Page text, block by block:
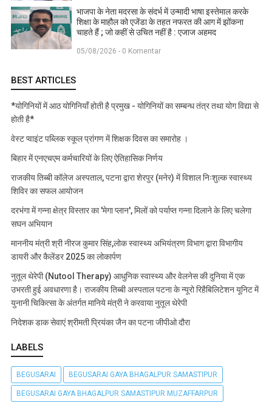
भाजपा के नेता मदरसा के संदर्भ में उन्मादी भाषा इस्तेमाल करके
शिक्षा के माहौल को एजेंडा के तहत नफरत की आग में झोंकना
चाहते हैं ; जो कहीं से उचित नहीं है : एजाज अहमद
05/08/2026 - 0 Komentar
BEST ARTICLES
*योगिनियों में आठ योगिनियाँ होती है प्रमुख - योगिनियों का सम्बन्ध तंत्र तथा योग विद्या से
होती है*
वेस्ट प्वाइंट पब्लिक स्कूल प्रांगण में शिक्षक दिवस का समारोह ।
बिहार में एनएचएम कर्मचारियों के लिए ऐतिहासिक निर्णय
राजकीय तिब्बी कॉलेज अस्पताल, पटना द्वारा शेरपुर (मनेर) में विशाल निःशुल्क स्वास्थ्य
शिविर का सफल आयोजन
दरभंगा में गन्ना क्षेत्र विस्तार का 'मेगा प्लान', मिलों को पर्याप्त गन्ना दिलाने के लिए चलेगा
सघन अभियान
माननीय मंत्री श्री नीरज कुमार सिंह,लोक स्वास्थ्य अभियंत्रण विभाग द्वारा विभागीय
डायरी और कैलेंडर 2025 का लोकार्पण
नुतूल थेरेपी (Nutool Therapy) आधुनिक स्वास्थ्य और वेलनेस की दुनिया में एक
उभरती हुई अवधारणा है। राजकीय तिब्बी अस्पताल पटना के न्यूरो रिहैबिलिटेशन यूनिट में
युनानी चिकित्सा के अंतर्गत मानिये मंत्री ने करवाया नुतूल थेरेपी
निदेशक डाक सेवाएं श्रीमती प्रियंका जैन का पटना जीपीओ दौरा
LABELS
BEGUSARAI BEGUSARAI GAYA BHAGALPUR SAMASTIPUR
BEGUSARAI GAYA BHAGALPUR SAMASTIPUR MUZAFFARPUR